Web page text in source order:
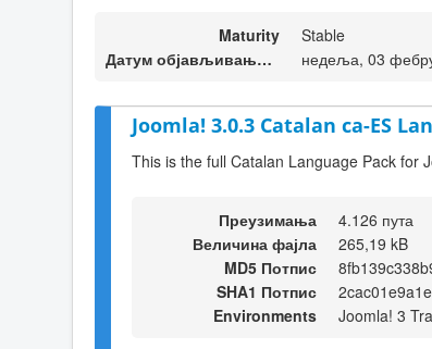
Maturity
Stable
Датум објављивања верзије
недеља, 03
Joomla! 3.0.3 Catalan ca-ES
This is the full Catalan Language Pack for
Преузимања
4.126 пута
Величина фајла
265,19 kB
MD5 Потпис
SHA1 Потпис
Environments
Joomla! 3